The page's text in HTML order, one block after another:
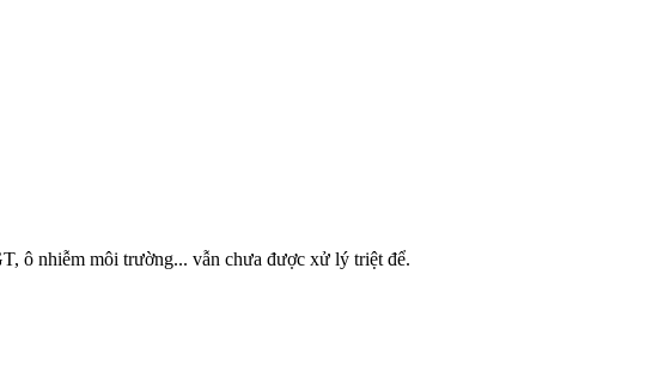
ô nhiễm môi trường... vẫn chưa được xử lý triệt để.